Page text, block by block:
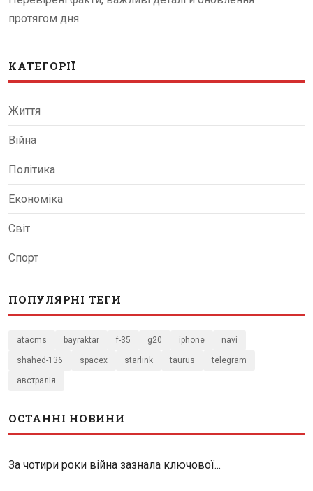
протягом дня.
КАТЕГОРІЇ
Життя
Війна
Політика
Економіка
Світ
Спорт
ПОПУЛЯРНІ ТЕГИ
atacms bayraktar f-35 g20 iphone navi
shahed-136 spacex starlink taurus telegram
австралія
ОСТАННІ НОВИНИ
За чотири роки війна зазнала ключової...